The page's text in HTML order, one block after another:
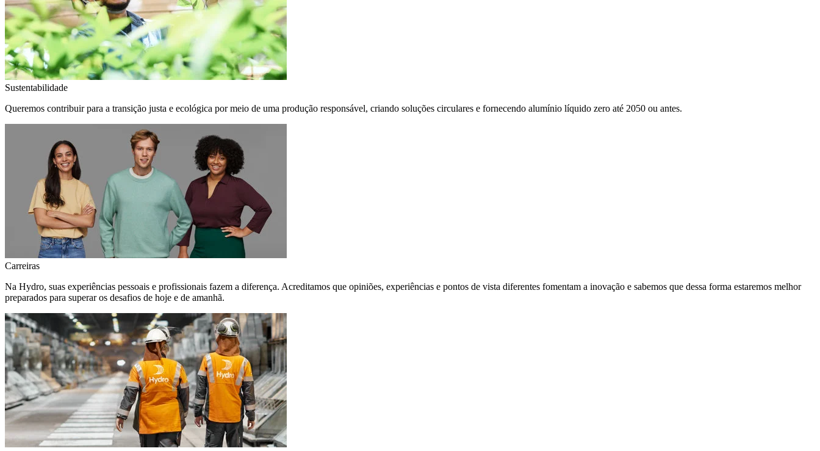
Sustentabilidade
Queremos contribuir para a transição justa e ecológica por meio de uma produção responsável, criando soluções circulares e fornecendo alumínio líquido zero até 2050 ou antes.
Carreiras
Na Hydro, suas experiências pessoais e profissionais fazem a diferença. Acreditamos que opiniões, experiências e pontos de vista diferentes fomentam a inovação e sabemos que dessa forma estaremos melhor
preparados para superar os desafios de hoje e de amanhã.